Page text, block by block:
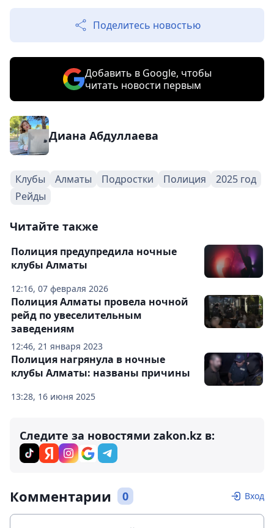
Поделитесь новостью
Добавить в Google, чтобы
читать новости первым
Диана Абдуллаева
Клубы Алматы Подростки Полиция
2025 год
Рейды
Читайте также
12:16, 07 февраля 2026
Полиция предупредила ночные
клубы Алматы
12:46, 21 января 2023
Полиция Алматы провела ночной
рейд по увеселительным
заведениям
13:28, 16 июня 2025
Полиция нагрянула в ночные
клубы Алматы: названы причины
Следите за новостями zakon.kz в:
Комментарии 0 Вход